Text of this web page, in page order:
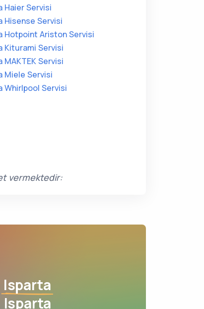
Haier Servisi
Hisense Servisi
Hotpoint Ariston Servisi
Kiturami Servisi
MAKTEK Servisi
Miele Servisi
Whirlpool Servisi
vermektedir:
Isparta